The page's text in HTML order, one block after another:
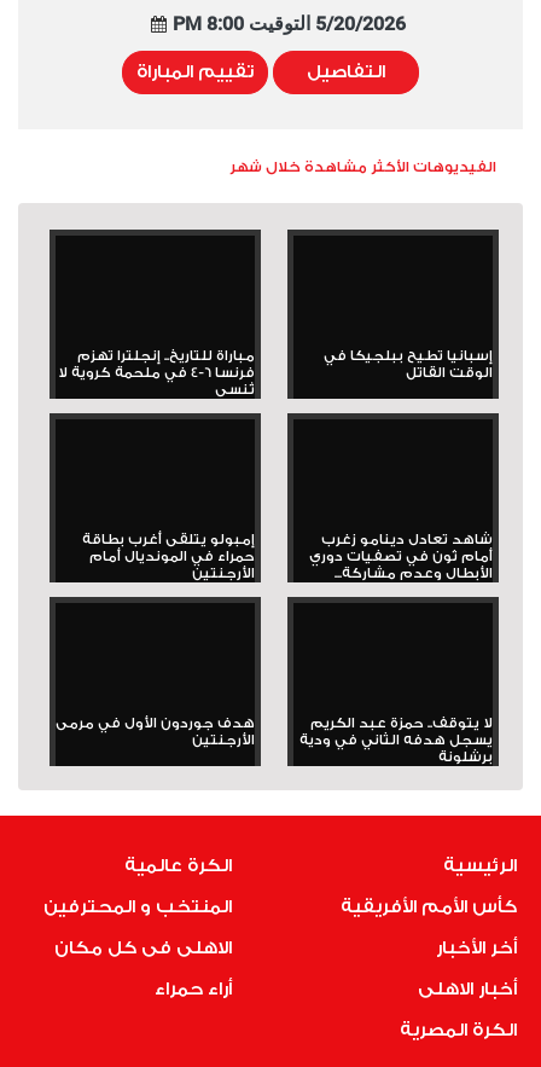
5/20/2026 التوقيت 8:00 PM
التفاصيل تقييم المباراة
الفيديوهات الأكثر مشاهدة خلال شهر
إسبانيا تطيح ببلجيكا في
الوقت القاتل
مباراة للتاريخ.. إنجلترا تهزم
فرنسا 6-4 في ملحمة كروية لا
تُنسى
شاهد تعادل دينامو زغرب
أمام ثون في تصفيات دوري
الأبطال وعدم مشاركة...
إمبولو يتلقى أغرب بطاقة
حمراء في المونديال أمام
الأرجنتين
لا يتوقف.. حمزة عبد الكريم
يسجل هدفه الثاني في ودية
برشلونة
هدف جوردون الأول في مرمى
الأرجنتين
الرئيسية
كأس الأمم الأفريقية
أخر الأخبار
أخبار الاهلى
الكرة المصرية
الكرة عالمية
المنتخب و المحترفين
الاهلى فى كل مكان
أراء حمراء